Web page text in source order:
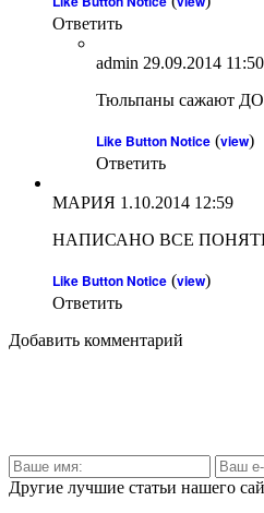
Ответить
admin 29.09.2014 11:50
Тюльпаны сажают ДО
Like Button Notice (view)
Ответить
МАРИЯ 1.10.2014 12:59
НАПИСАНО ВСЕ
Like Button Notice (view)
Ответить
Добавить комментарий
Другие лучшие статьи нашего